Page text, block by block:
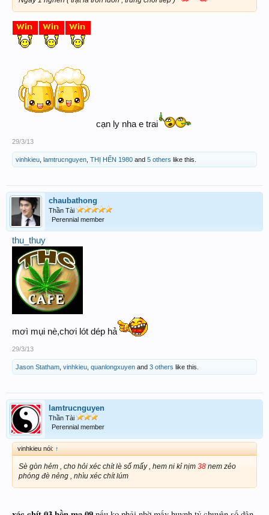
cạn ly nha e trai
29/3/13
vinhkieu lamtrucnguyen THỊ HẾN 1980 and 5 others like this.
chaubathong
Thần Tài
Perennial member
thu_thuy
mơì mụi nè,chơi lót dép hả
29/3/13
Jason Statham vinhkieu quanlongxuyen and 3 others like this.
lamtrucnguyen
Thần Tài
Perennial member
vinhkieu nói: ↑
Sè gòn hẻm , cho hỏi xéc chít lè số mấy , hem ni kỉ nịm 38 nem zẻo
phóng đè nẻng , nhìu xéc chít lúm